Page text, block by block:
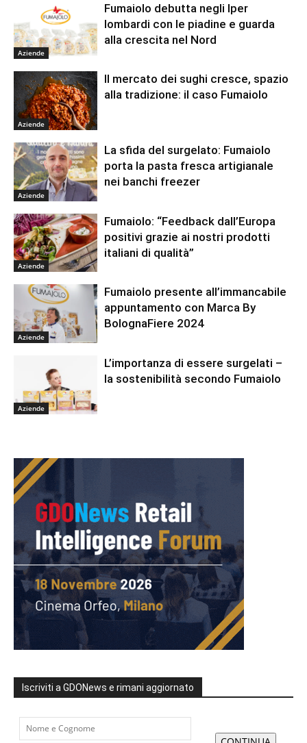
Aziende
Fumaiolo debutta negli Iper
lombardi con le piadine e guarda
alla crescita nel Nord
Aziende
Il mercato dei sughi cresce, spazio
alla tradizione: il caso Fumaiolo
Aziende
La sfida del surgelato: Fumaiolo
porta la pasta fresca artigianale
nei banchi freezer
Aziende
Fumaiolo: “Feedback dall’Europa
positivi grazie ai nostri prodotti
italiani di qualità”
Aziende
Fumaiolo presente all’immancabile
appuntamento con Marca By
BolognaFiere 2024
Aziende
L’importanza di essere surgelati –
la sostenibilità secondo Fumaiolo
Iscriviti a GDONews e rimani aggiornato